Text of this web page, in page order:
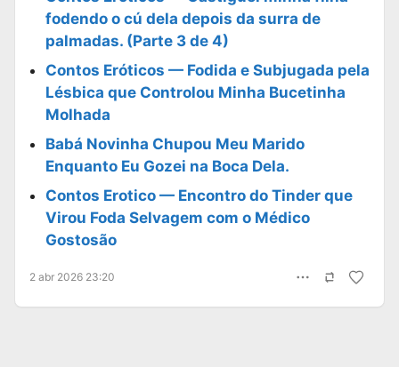
fodendo o cú dela depois da surra de
palmadas. (Parte 3 de 4)
Contos Eróticos — Fodida e Subjugada pela
Lésbica que Controlou Minha Bucetinha
Molhada
Babá Novinha Chupou Meu Marido
Enquanto Eu Gozei na Boca Dela.
Contos Erotico — Encontro do Tinder que
Virou Foda Selvagem com o Médico
Gostosão
2 abr 2026 23:20